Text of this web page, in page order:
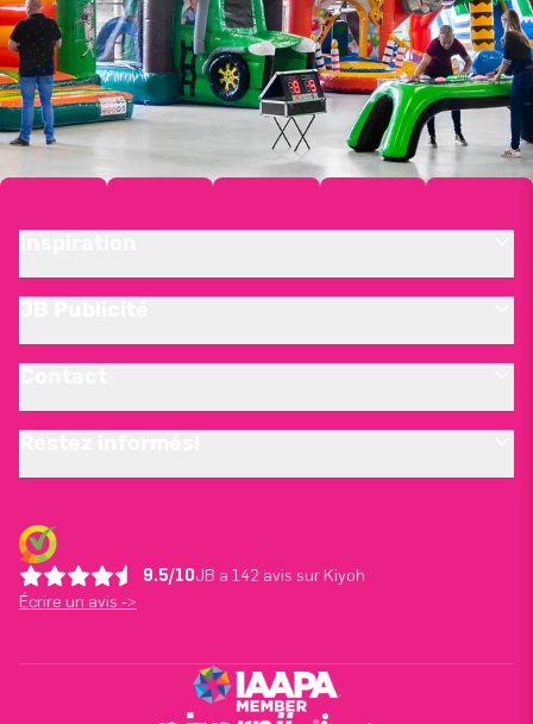
9.5/10JB a 142 avis sur Kiyoh
Écrire un avis ->